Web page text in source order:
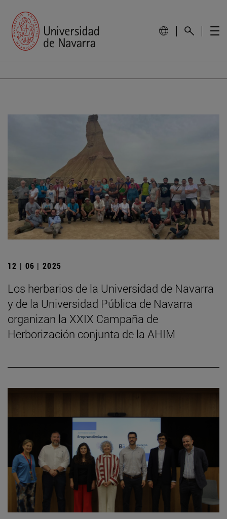
12 | 06 | 2025
Los herbarios de la Universidad de Navarra
y de la Universidad Pública de Navarra
organizan la XXIX Campaña de
Herborización conjunta de la AHIM